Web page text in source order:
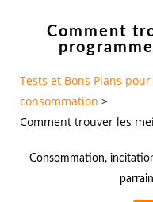
Comment
Tests et Bons Plans
consommation >
Comment trouver les
Consommation,